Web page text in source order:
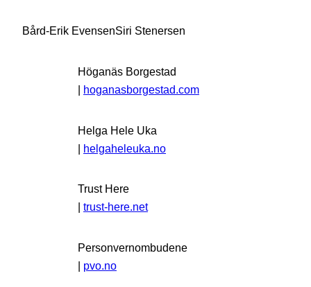
Bård-Erik EvensenSiri Stenersen
Höganäs Borgestad
| hoganasborgestad.com
Helga Hele Uka
| helgaheleuka.no
Trust Here
| trust-here.net
Personvernombudene
| pvo.no